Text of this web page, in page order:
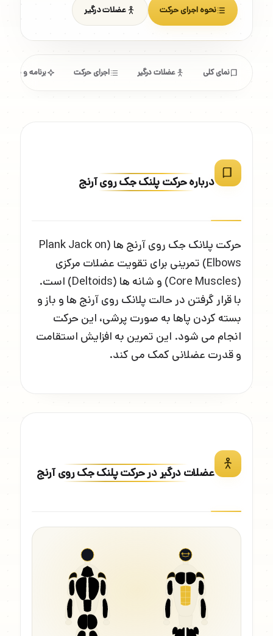
نحوه اجرای حرکت عضلات درگیر
نمای کلی عضلات درگیر اجرای حرکت برنامه و
درباره حرکت پلنک جک روی آرنج
حرکت پلانک جک روی آرنج ها (Plank Jack on
Elbows) تمرینی برای تقویت عضلات مرکزی
(Core Muscles) و شانه ها (Deltoids) است.
با قرار گرفتن در حالت پلانک روی آرنج ها و باز و
بسته کردن پاها به صورت پرشی، این حرکت
انجام می شود. این تمرین به افزایش استقامت
و قدرت عضلانی کمک می کند.
عضلات درگیر در حرکت پلنک جک روی آرنج